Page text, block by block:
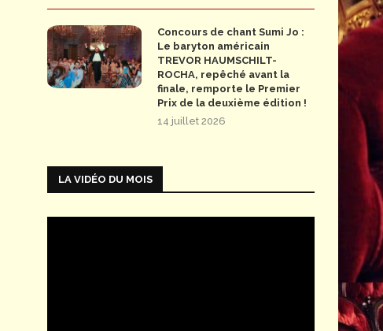
Concours de chant Sumi Jo :
Le baryton américain
TREVOR HAUMSCHILT-
ROCHA, repêché avant la
finale, remporte le Premier
Prix de la deuxième édition !
14 juillet 2026
LA VIDÉO DU MOIS